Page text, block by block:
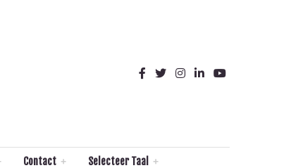
Contact Selecteer Taal